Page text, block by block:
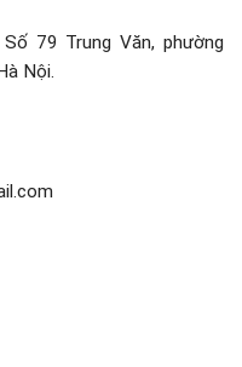
Số 79 Trung Văn, phường
Nội.